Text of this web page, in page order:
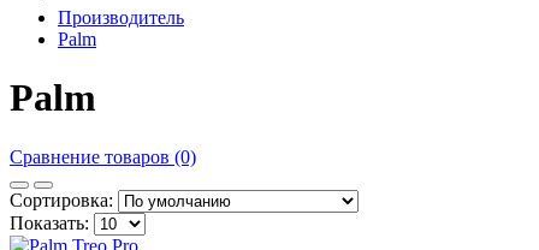
Производитель
Palm
Palm
Сравнение товаров (0)
Сортировка:
Показать: